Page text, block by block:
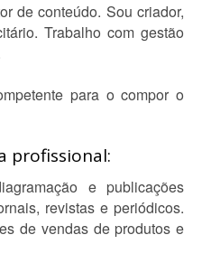
de conteúdo. Sou criador,
Trabalho com gestão
para o compor o
profissional:
e publicações
revistas e periódicos.
de vendas de produtos e